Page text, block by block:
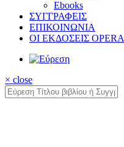
Ebooks
ΣΥΓΓΡΑΦΕΙΣ
ΕΠΙΚΟΙΝΩΝΙΑ
ΟΙ ΕΚΔΟΣΕΙΣ OPERA
× close